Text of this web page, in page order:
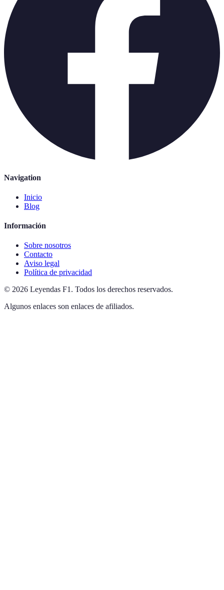
Navigation
Inicio
Blog
Información
Sobre nosotros
Contacto
Aviso legal
Política de privacidad
© 2026 Leyendas F1 . Todos los derechos reservados.
Algunos enlaces son enlaces de afiliados.